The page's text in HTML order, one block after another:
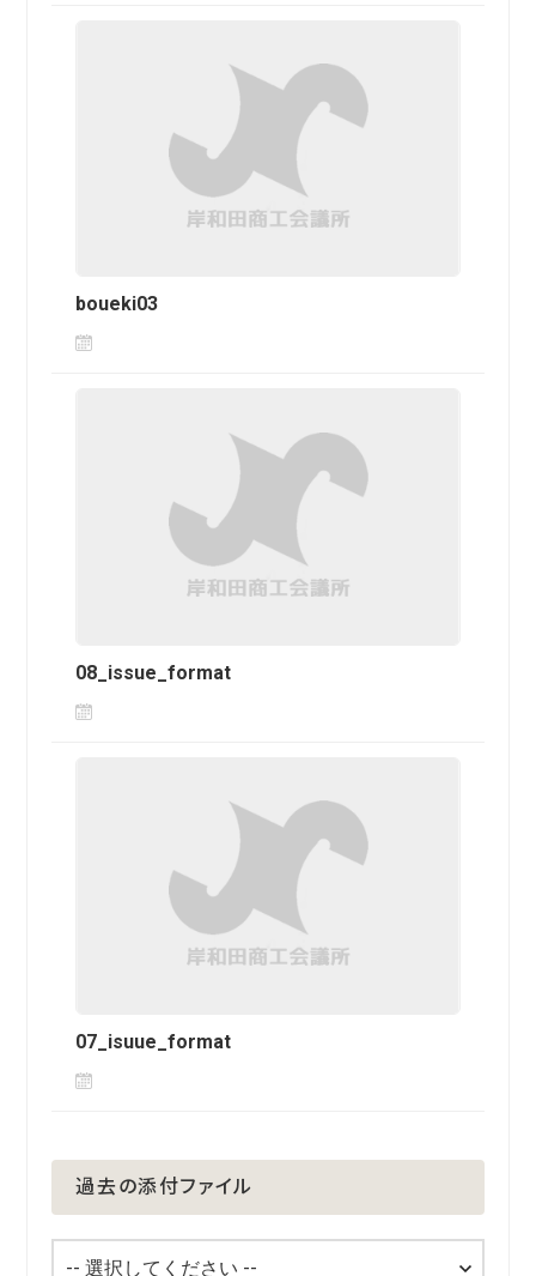
boueki03
08_issue_format
07_isuue_format
過去の添付ファイル